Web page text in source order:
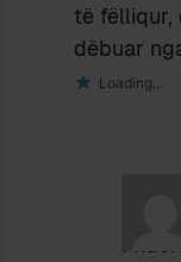
të fëlliqur,
dëbuar
Loading...
I